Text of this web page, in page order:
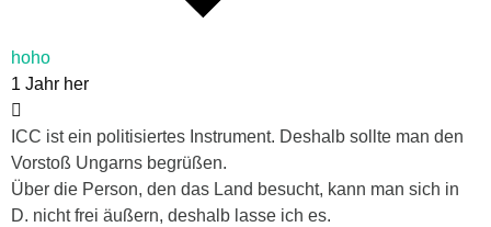
hoho
1 Jahr her
ICC ist ein politisiertes Instrument. Deshalb sollte man den
Vorstoß Ungarns begrüßen.
Über die Person, den das Land besucht, kann man sich in
D. nicht frei äußern, deshalb lasse ich es.